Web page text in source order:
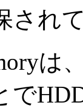
され
は
で